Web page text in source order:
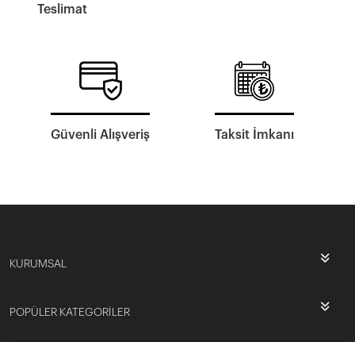
Teslimat
Güvenli Alışveriş Taksit İmkanı
KURUMSAL
POPÜLER KATEGORİLER